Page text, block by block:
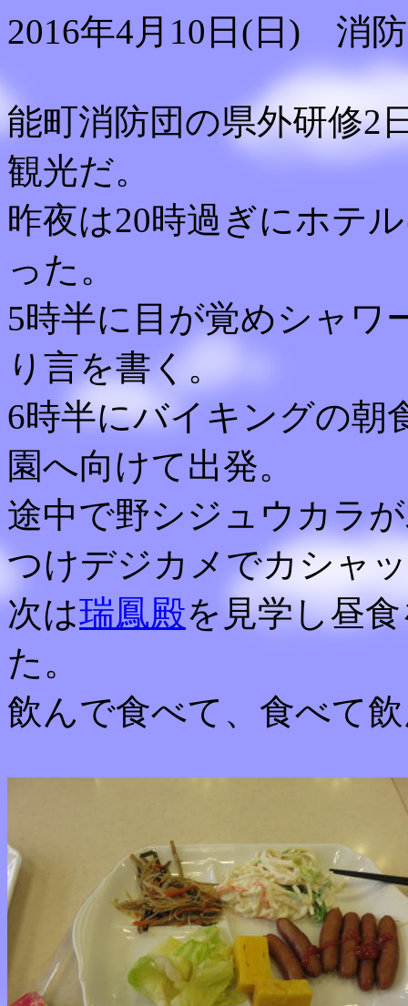
2016年4月10日(日) 消
能町消防団の県外研修2
観光だ。
昨夜は20時過ぎにホテ
った。
5時半に目が覚めシャワ
り言を書く。
6時半にバイキングの朝
園へ向けて出発。
途中で野シジュウカラ
つけデジカメでカシャ
次は瑞鳳殿を見学し昼
た。
飲んで食べて、食べて